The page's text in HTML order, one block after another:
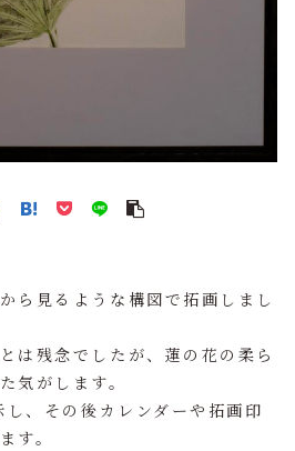
ら見るような構図で拓画しまし
は残念でしたが、蓮の花の柔ら
気がします。
、その後カレンダーや拓画印
す。